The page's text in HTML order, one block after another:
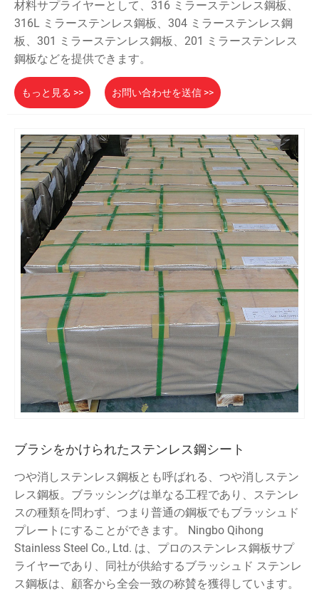
材料サプライヤーとして、316 ミラーステンレス鋼板、
316L ミラーステンレス鋼板、304 ミラーステンレス鋼
板、301 ミラーステンレス鋼板、201 ミラーステンレス
鋼板などを提供できます。
もっと見る >> お問い合わせを送信 >>
ブラシをかけられたステンレス鋼シート
つや消しステンレス鋼板とも呼ばれる、つや消しステン
レス鋼板。ブラッシングは単なる工程であり、ステンレ
スの種類を問わず、つまり普通の鋼板でもブラッシュド
プレートにすることができます。 Ningbo Qihong
Stainless Steel Co., Ltd. は、プロのステンレス鋼板サプ
ライヤーであり、同社が供給するブラッシュド ステンレ
ス鋼板は、顧客から全会一致の称賛を獲得しています。